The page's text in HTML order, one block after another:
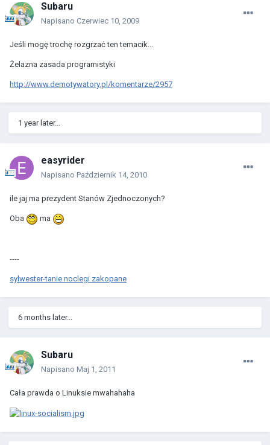
Subaru
Napisano Czerwiec 10, 2009
Jeśli mogę trochę rozgrzać ten temacik...
Żelazna zasada programistyki
http://www.demotywatory.pl/komentarze/2957
1 year later...
easyrider
Napisano Październik 14, 2010
ile jaj ma prezydent Stanów Zjednoczonych?
Oba ma
----
sylwester-tanie noclegi zakopane
6 months later...
Subaru
Napisano Maj 1, 2011
Cała prawda o Linuksie mwahahaha